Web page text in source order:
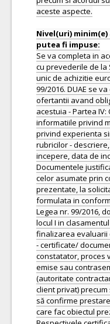
aceste aspecte.
Nivel(uri)
Se va completa in
cu prevederile de la
unic de achizitie
99/2016. DUAE se
ofertantii avand
acestuia - Partea
informatiile privind
privind experienta
rubricilor -
incepere, data de
Documentele
celor asumate prin
prezentate, la
formulata in
Legea nr. 99/2016,
locul I in
finalizarea evaluarii
- certificate/
constatator, proces
emise sau
(autoritate
client privat)
să confirme
care fac obiectul